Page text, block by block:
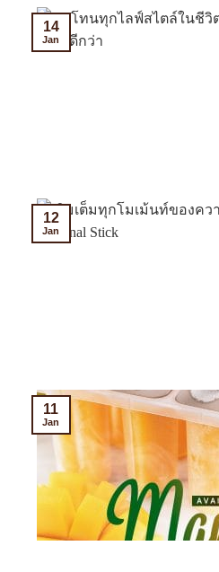
14
Jan
12
Jan
11
Jan